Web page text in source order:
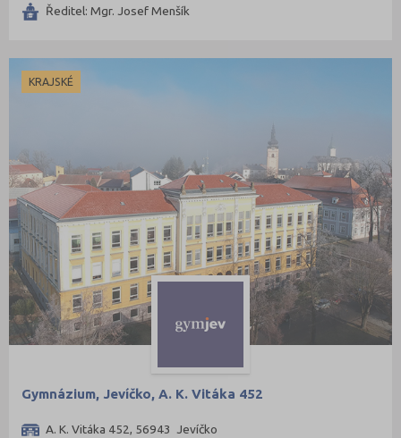
Ředitel: Mgr. Josef Menšík
KRAJSKÉ
Gymnázium, Jevíčko, A. K. Vitáka 452
A. K. Vitáka 452, 56943 Jevíčko